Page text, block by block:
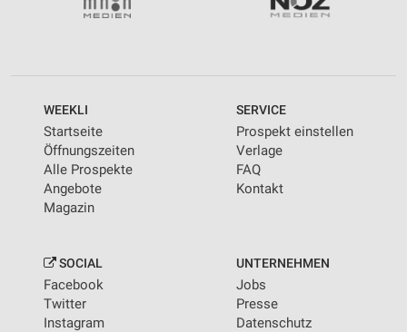
WEEKLI
Startseite
Öffnungszeiten
Alle Prospekte
Angebote
Magazin
SERVICE
Prospekt einstellen
Verlage
FAQ
Kontakt
SOCIAL
Facebook
Twitter
Instagram
UNTERNEHMEN
Jobs
Presse
Datenschutz